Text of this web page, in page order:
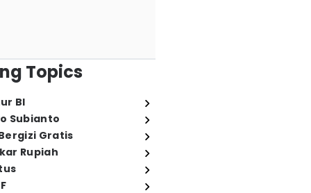
Topics
BI
Subianto
Gratis
Rupiah